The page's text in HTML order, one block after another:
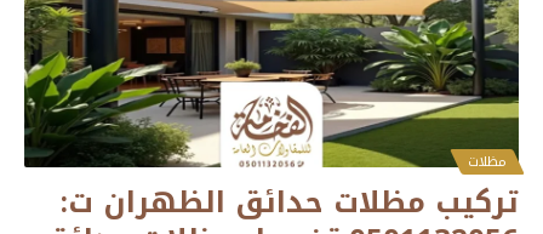
مظلات
تركيب مظلات حدائق الظهران ت: